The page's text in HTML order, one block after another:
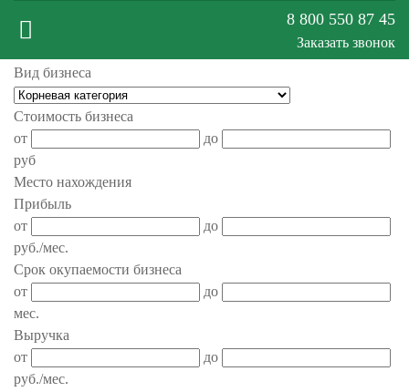
Меню
сайта
8 800 550 87 45
Заказать звонок
Вид бизнеса
Стоимость бизнеса
от
до
руб
Место нахождения
Прибыль
от
до
руб./мес.
Срок окупаемости бизнеса
от
до
мес.
Выручка
от
до
руб./мес.